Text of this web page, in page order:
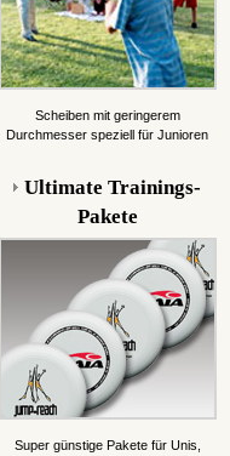
Scheiben mit geringerem
Durchmesser speziell für Junioren
Ultimate Trainings-
Pakete
Super günstige Pakete für Unis,